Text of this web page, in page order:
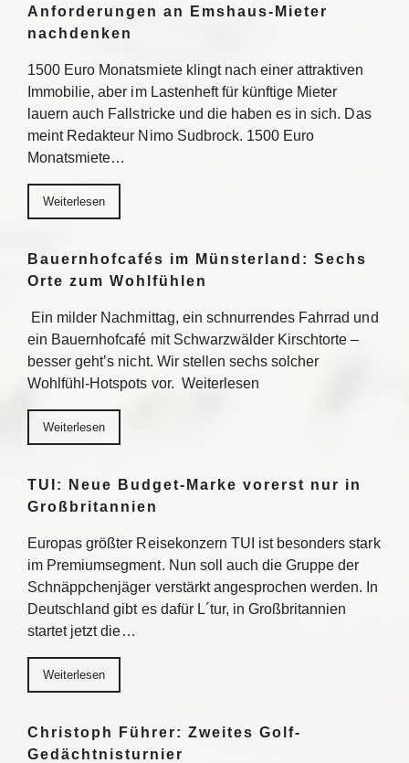
Anforderungen an Emshaus-Mieter
nachdenken
1500 Euro Monatsmiete klingt nach einer attraktiven
Immobilie, aber im Lastenheft für künftige Mieter
lauern auch Fallstricke und die haben es in sich. Das
meint Redakteur Nimo Sudbrock. 1500 Euro
Monatsmiete…
Weiterlesen
Bauernhofcafés im Münsterland: Sechs
Orte zum Wohlfühlen
Ein milder Nachmittag, ein schnurrendes Fahrrad und
ein Bauernhofcafé mit Schwarzwälder Kirschtorte –
besser geht’s nicht. Wir stellen sechs solcher
Wohlfühl-Hotspots vor. Weiterlesen
Weiterlesen
TUI: Neue Budget-Marke vorerst nur in
Großbritannien
Europas größter Reisekonzern TUI ist besonders stark
im Premiumsegment. Nun soll auch die Gruppe der
Schnäppchenjäger verstärkt angesprochen werden. In
Deutschland gibt es dafür L´tur, in Großbritannien
startet jetzt die…
Weiterlesen
Christoph Führer: Zweites Golf-
Gedächtnisturnier